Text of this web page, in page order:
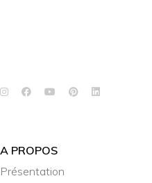
A PROPOS
Présentation